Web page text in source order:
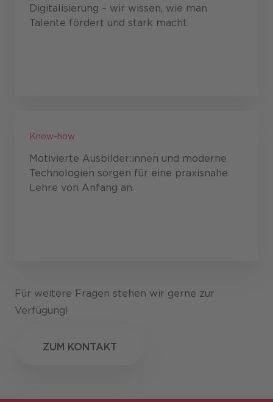
Digitalisierung – wir wissen, wie man
Talente fördert und stark macht.
Know-how
Motivierte Ausbilder:innen und moderne
Technologien sorgen für eine praxisnahe
Lehre von Anfang an.
Für weitere Fragen stehen wir gerne zur
Verfügung!
ZUM KONTAKT
ZUM KONTAKT